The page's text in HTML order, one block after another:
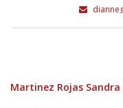
Martinez Rojas Sandra